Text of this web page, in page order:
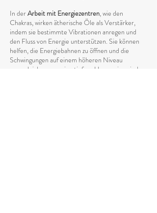
In derArbeit mit Energiezentren, wie den
Chakras, wirken ätherische Öle als Verstärker,
indem sie bestimmte Vibrationen anregen und
den Fluss von Energie unterstützen. Sie können
helfen, die Energiebahnen zu öffnen und die
Schwingungen auf einem höheren Niveau
auszugleichen, was eine tiefere Harmonie zwischen